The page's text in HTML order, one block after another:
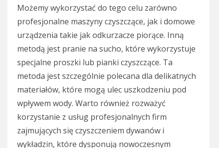
Możemy wykorzystać do tego celu zarówno
profesjonalne maszyny czyszczące, jak i domowe
urządzenia takie jak odkurzacze piorące. Inną
metodą jest pranie na sucho, które wykorzystuje
specjalne proszki lub pianki czyszczące. Ta
metoda jest szczególnie polecana dla delikatnych
materiałów, które mogą ulec uszkodzeniu pod
wpływem wody. Warto również rozważyć
korzystanie z usług profesjonalnych firm
zajmujących się czyszczeniem dywanów i
wykładzin, które dysponują nowoczesnym